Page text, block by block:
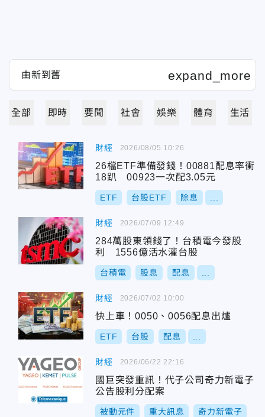
全部 即時 要聞 社會 娛樂 體育 生活
財經
26檔ETF準備發錢！00881配息率衝
18趴 00923一次配3.05元
ETF 台股ETF 除息
2026/08/05 10:26
財經
284萬股東領錢了！台積電今發股
利 1556億活水灌台股
台積電 股息 配息
2026/07/09 12:49
財經
快上車！0050、0056配息出爐
ETF 台股 配息
2026/07/02 10:00
財經
國巨突發重訊！代子公司奇力新電子
公告股利分配案
被動元件 重大訊息 奇力新電子
2026/06/22 22:16